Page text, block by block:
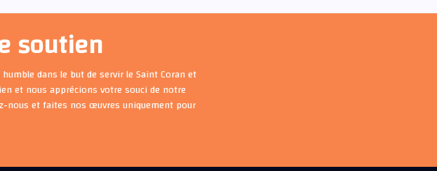
soutien
dans le but de servir le Saint Coran et
et nous apprécions votre souci de notre
nous et faites nos œuvres uniquement pour